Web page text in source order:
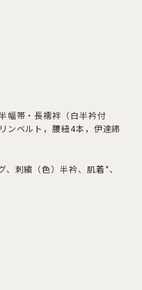
幅帯・長襦袢（白半衿付
ンベルト，腰紐4本，伊達締
刺繍（色）半衿、肌着*、